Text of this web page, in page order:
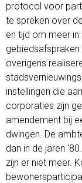
protocol voor
te spreken over
en tijd om meer
overigens
instellingen die
corporaties zijn
amendement bij
dwingen. De
dan in de jaren
zijn er niet meer.